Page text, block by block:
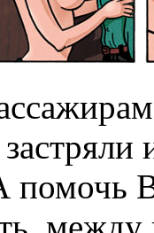
помочь